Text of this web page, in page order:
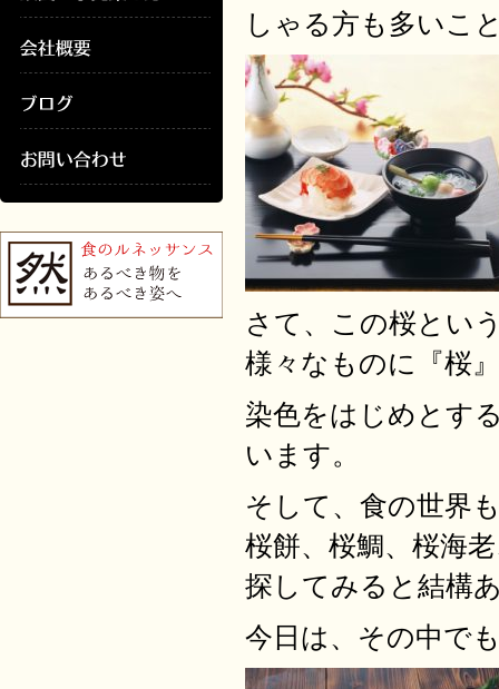
しゃる方も多いこ
さて、この桜とい
様々なものに『桜
染色をはじめとす
います。
そして、食の世界
桜餅、桜鯛、桜海
探してみると結構
今日は、その中で